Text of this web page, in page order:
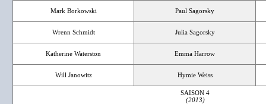
Mark Borkowski Paul Sagorsky
Wrenn Schmidt Julia Sagorsky
Katherine Waterston Emma Harrow
Will Janowitz Hymie Weiss
SAISON 4
(2013)